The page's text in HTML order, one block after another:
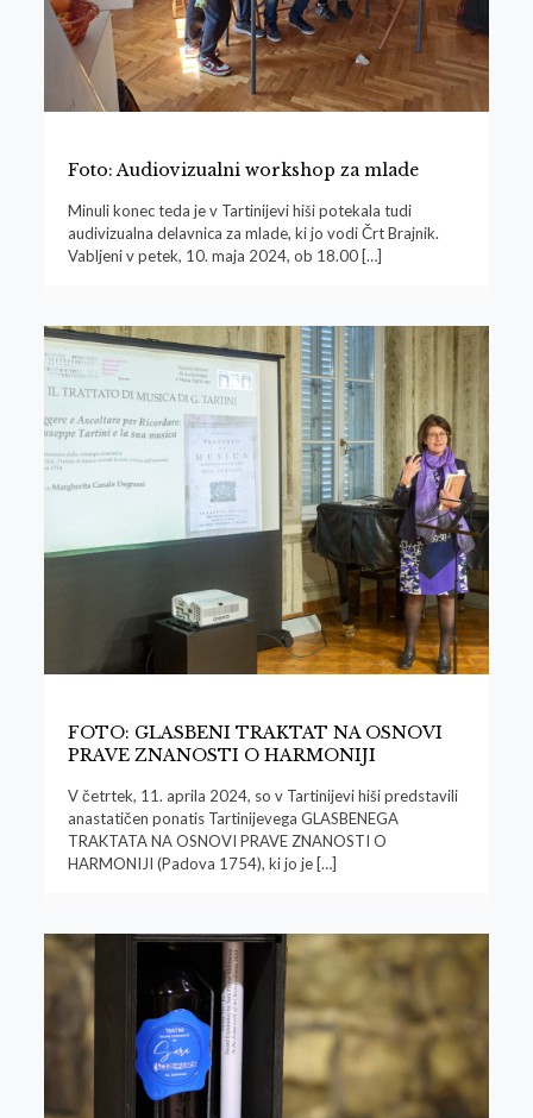
Foto: Audiovizualni workshop za mlade
Minuli konec teda je v Tartinijevi hiši potekala tudi
audivizualna delavnica za mlade, ki jo vodi Črt Brajnik.
Vabljeni v petek, 10. maja 2024, ob 18.00[…]
FOTO: GLASBENI TRAKTAT NA OSNOVI
PRAVE ZNANOSTI O HARMONIJI
V četrtek, 11. aprila 2024, so v Tartinijevi hiši predstavili
anastatičen ponatis Tartinijevega GLASBENEGA
TRAKTATA NA OSNOVI PRAVE ZNANOSTI O
HARMONIJI (Padova 1754), ki jo je[…]